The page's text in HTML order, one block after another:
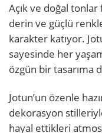
Açık ve doğal
derin ve güçlü
karakter katıyor.
sayesinde her
özgün bir tasarıma
Jotun’un özenle
dekorasyon
hayal ettikleri